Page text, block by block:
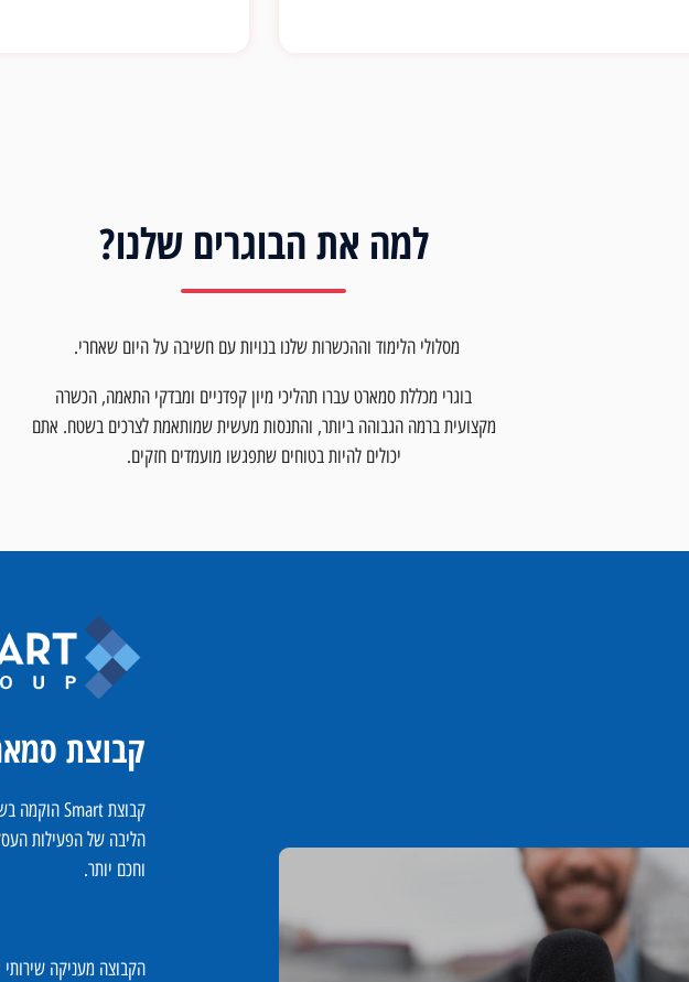
למה את הבוגרים שלנו?
מסלולי הלימוד וההכשרות שלנו בנויות עם חשיבה על היום שאחרי.
בוגרי מכללת סמארט עברו תהליכי מיון קפדניים ומבדקי התאמה, הכשרה
מקצועית ברמה הגבוהה ביותר, והתנסות מעשית שמותאמת לצרכים בשטח. אתם
יכולים להיות בטוחים שתפגשו מועמדים חזקים.
קבוצת
הליבה של הפעילות
וחכם יותר.